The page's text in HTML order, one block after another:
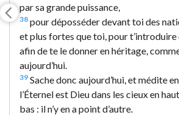
par sa grande puissance,
38 pour déposséder devant toi des
et plus fortes que toi, pour t’introduire
afin de te le donner en héritage,
aujourd’hui.
39 Sache donc aujourd’hui, et médite
l’Éternel est Dieu dans les cieux en
bas : il n’y en a point d’autre.